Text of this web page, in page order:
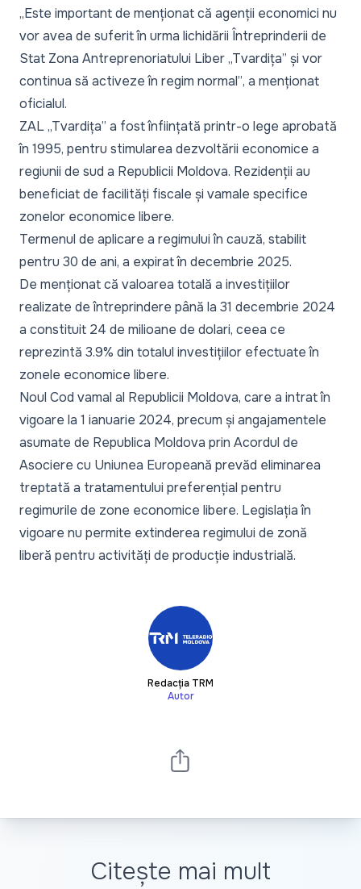
„Este important de menționat că agenții economici nu
vor avea de suferit în urma lichidării Întreprinderii de
Stat Zona Antreprenoriatului Liber „Tvardița” și vor
continua să activeze în regim normal”, a menționat
oficialul.
ZAL „Tvardița” a fost înființată printr-o lege aprobată
în 1995, pentru stimularea dezvoltării economice a
regiunii de sud a Republicii Moldova. Rezidenții au
beneficiat de facilități fiscale și vamale specifice
zonelor economice libere.
Termenul de aplicare a regimului în cauză, stabilit
pentru 30 de ani, a expirat în decembrie 2025.
De menționat că valoarea totală a investițiilor
realizate de întreprindere până la 31 decembrie 2024
a constituit 24 de milioane de dolari, ceea ce
reprezintă 3.9% din totalul investițiilor efectuate în
zonele economice libere.
Noul Cod vamal al Republicii Moldova, care a intrat în
vigoare la 1 ianuarie 2024, precum și angajamentele
asumate de Republica Moldova prin Acordul de
Asociere cu Uniunea Europeană prevăd eliminarea
treptată a tratamentului preferențial pentru
regimurile de zone economice libere. Legislația în
vigoare nu permite extinderea regimului de zonă
liberă pentru activități de producție industrială.
Redacția TRM
Autor
Citește mai mult